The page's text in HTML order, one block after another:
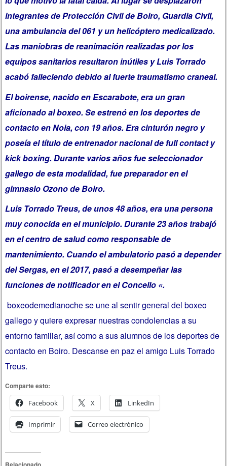
integrantes de Protección Civil de Boiro, Guardia Civil,
una ambulancia del 061 y un helicóptero medicalizado.
Las maniobras de reanimación realizadas por los
equipos sanitarios resultaron inútiles y Luis Torrado
acabó falleciendo debido al fuerte traumatismo craneal.
El boirense, nacido en Escarabote, era un gran
aficionado al boxeo. Se estrenó en los deportes de
contacto en Noia, con 19 años. Era cinturón negro y
poseía el título de entrenador nacional de full contact y
kick boxing. Durante varios años fue seleccionador
gallego de esta modalidad, fue preparador en el
gimnasio Ozono de Boiro.
Luis Torrado Treus, de unos 48 años, era una persona
muy conocida en el municipio. Durante 23 años trabajó
en el centro de salud como responsable de
mantenimiento. Cuando el ambulatorio pasó a depender
del Sergas, en el 2017, pasó a desempeñar las
funciones de notificador en el Concello «.
boxeodemedianoche se une al sentir general del boxeo
gallego y quiere expresar nuestras condolencias a su
entorno familiar, así como a sus alumnos de los deportes de
contacto en Boiro. Descanse en paz el amigo Luis Torrado
Treus.
Comparte esto:
Facebook
X LinkedIn
Imprimir Correo electrónico